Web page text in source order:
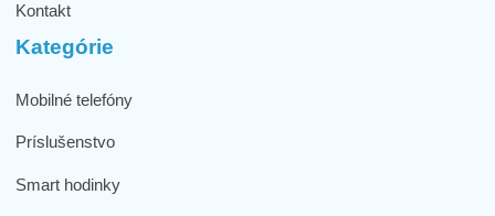
Kontakt
Kategórie
Mobilné telefóny
Príslušenstvo
Smart hodinky